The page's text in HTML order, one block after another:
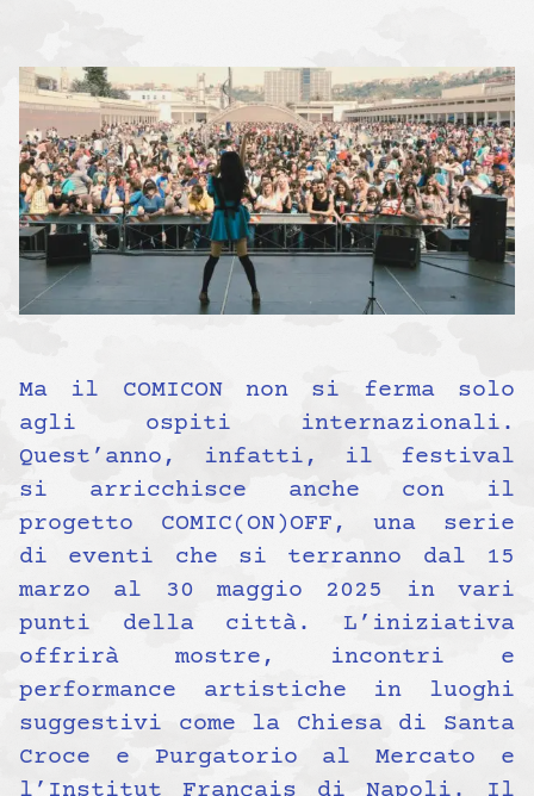
Ma il COMICON non si ferma solo
agli ospiti internazionali.
Quest’anno, infatti, il festival
si arricchisce anche con il
progetto COMIC(ON)OFF, una serie
di eventi che si terranno dal 15
marzo al 30 maggio 2025 in vari
punti della città. L’iniziativa
offrirà mostre, incontri e
performance artistiche in luoghi
suggestivi come la Chiesa di Santa
Croce e Purgatorio al Mercato e
l’Institut Français di Napoli. Il